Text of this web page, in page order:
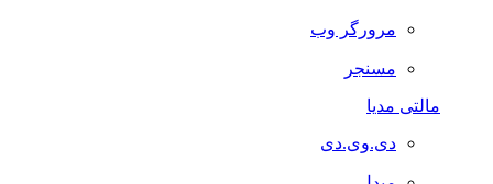
مرورگر وب
مسنجر
مالتی مدیا
دی.وی.دی